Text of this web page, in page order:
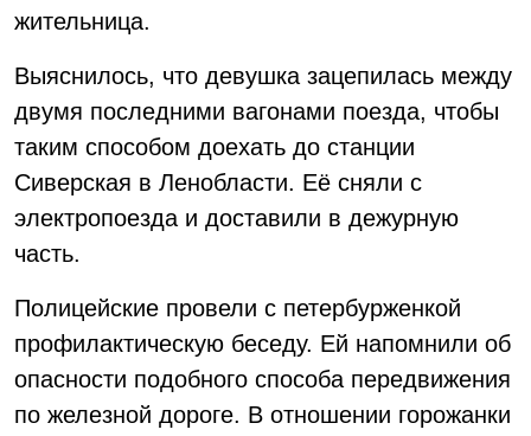
жительница.
Выяснилось, что девушка зацепилась между
двумя последними вагонами поезда, чтобы
таким способом доехать до станции
Сиверская в Ленобласти. Её сняли с
электропоезда и доставили в дежурную
часть.
Полицейские провели с петербурженкой
профилактическую беседу. Ей напомнили об
опасности подобного способа передвижения
по железной дороге. В отношении горожанки